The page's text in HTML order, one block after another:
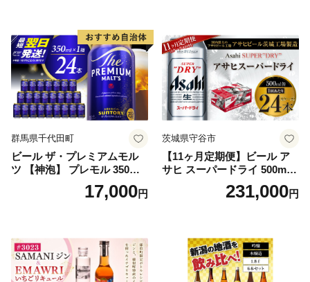
群馬県千代田町
ビール ザ・プレミアムモル
ツ 【神泡】 プレモル 350ml
× 24本 サントリー〈天然水の
ビール工場〉群馬※沖縄・離
17,000円
茨城県守谷市
【11ヶ月定期便】ビール ア
サヒ スーパードライ 500ml 2
4本 1ケース×11ヶ月 | アサヒ
ビール 究極の辛口 酒 お酒 ア
uper dry 11回 缶ビール 缶 ギ
フト 内祝い 茨城県守谷市 送
料無料
231,000円